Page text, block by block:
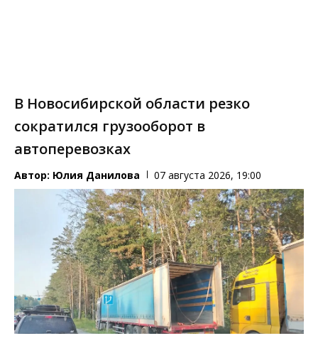
В Новосибирской области резко
сократился грузооборот в
автоперевозках
Автор: Юлия Данилова 07 августа 2026, 19:00